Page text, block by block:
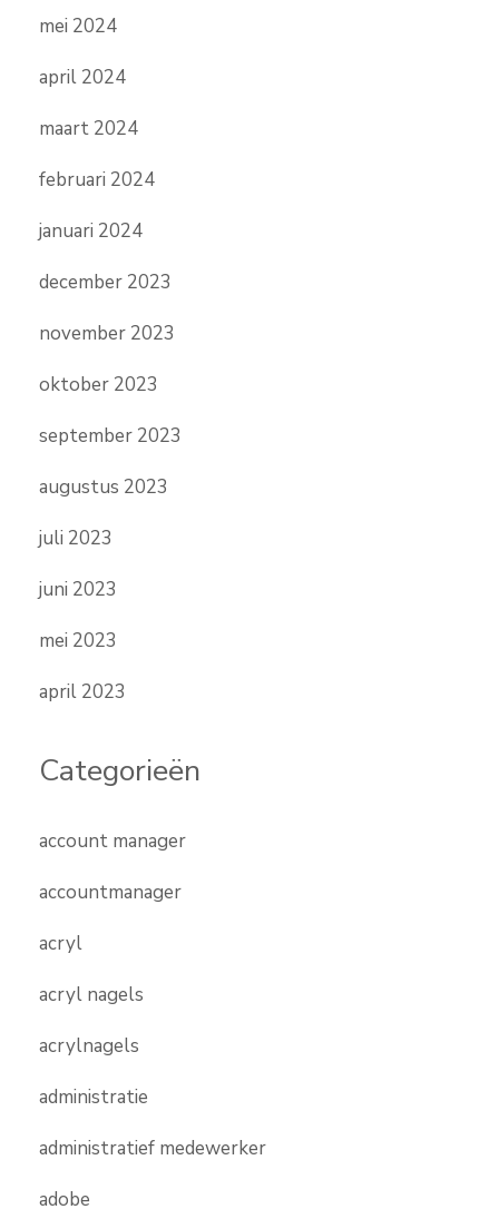
mei 2024
april 2024
maart 2024
februari 2024
januari 2024
december 2023
november 2023
oktober 2023
september 2023
augustus 2023
juli 2023
juni 2023
mei 2023
april 2023
Categorieën
account manager
accountmanager
acryl
acryl nagels
acrylnagels
administratie
administratief medewerker
adobe